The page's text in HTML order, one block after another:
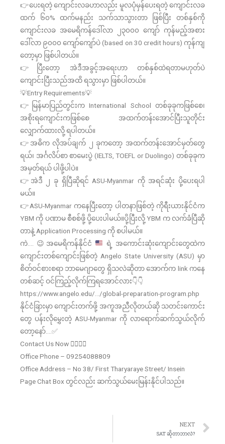
👉ပေးရတဲ့ ကျောင်းလခဟာလည်း မူလပုံမှန်ပေးရတဲ့ ကျောင်းလခ
ထက် ၆၀% ထက်မနည်း သက်သာသွားတာ ဖြစ်ပြီး တစ်နှစ်ကို
ကျောင်းလခ အမေရိကန်ဒေါ်လာ ၂၃၀၀၀ ကျော် ကုန်မည့်အစား
ဒေါ်လာ ၉၀၀၀ ကျော်ကျော်ပဲ (based on 30 credit hours) ကုန်ကျ
တော့မှာ ဖြစ်ပါတယ်။
👉ပြီးတော့ အဲဒီအခွင့်အရေးဟာ တစ်နှစ်ထဲရတာမဟုတ်ပဲ
ကျောင်းပြီးသည်အထိ ရသွားမှာ ဖြစ်ပါတယ်။
💡Entry Requirements💡
👉မြန်မာပြည်တွင်းက International School တစ်ခုခုကဖြစ်စေ၊
အစိုးရကျောင်းကဖြစ်စေ အထက်တန်းအောင်ပြီးသူတိုင်း
လျှောက်ထားလို့ ရပါတယ်။
👉အဓိက လိုအပ်ချက် ၂ ခုကတော့ အထက်တန်းအောင်မှတ်တွေ
ရယ်၊ အင်္ဂလိပ်စာ စာမေးပွဲ (IELTS, TOEFL or Duolingo) တစ်ခုခုက
အမှတ်ရယ် ပါဖို့ပါပဲ။
👉အဲဒီ ၂ ခု ရှိပြီဆိုရင် ASU-Myanmar ကို အရင်ဆုံး ပို့ပေးရပါ
မယ်။
👉ASU-Myanmar ကနေပြီးတော့ ပါတနာဖြစ်တဲ့ ကိုရီးယားနိုင်ငံက
YBM ကို ပဏာမ စီစစ်ဖို့ ပို့ပေးပါမယ်။ပို့ပြီးလို့ YBM က လက်ခံပြီဆို
တာနဲ့ Application Processing ကို စပါမယ်။
ကဲ…. 😉 အမေရိကန်နိုင်ငံ
ရဲ့ အကောင်းဆုံးကျောင်းတွေထဲက
ကျောင်းတစ်ကျောင်းဖြစ်တဲ့ Angelo State University (ASU) မှာ
စိတ်ဝင်စားစရာ ဘာမေဂျာတွေ ရှိသလဲဆိုတာ အောက်က link ကနေ
တစ်ဆင့် ဝင်ကြည့်လိုက်ကြရအောင်လား👇👇
https://www.angelo.edu/…/global-preparation-program.php
နိုင်ငံခြားမှာ ကျောင်းတက်ဖို့ အကူအညီလိုတယ်ဆို သတင်းကောင်း
တွေ ပန်းလိုမွှေးတဲ့ ASU-Myanmar ကို လာရောက်ဆက်သွယ်လိုက်
တော့နော်….✅
Contact Us Now 👇🏻👇🏻
Office Phone – 09254088809
Office Address – No 38/ First Tharyaraye Street/ Insein
Page Chat Box တွင်လည်း ဆက်သွယ်မေးမြန်းနိုင်ပါသည်။
NEXT
SAT ဆိုတာဘာလဲ?